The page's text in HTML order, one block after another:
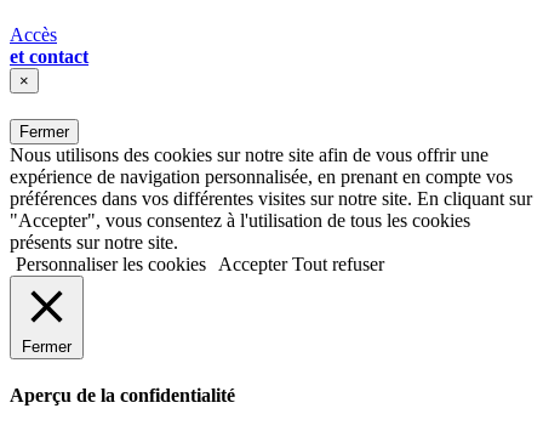
Accès
et contact
×
Fermer
Nous utilisons des cookies sur notre site afin de vous offrir une
expérience de navigation personnalisée, en prenant en compte vos
préférences dans vos différentes visites sur notre site. En cliquant sur
"Accepter", vous consentez à l'utilisation de tous les cookies
présents sur notre site.
Personnaliser les cookies
Accepter Tout refuser
Fermer
Aperçu de la confidentialité